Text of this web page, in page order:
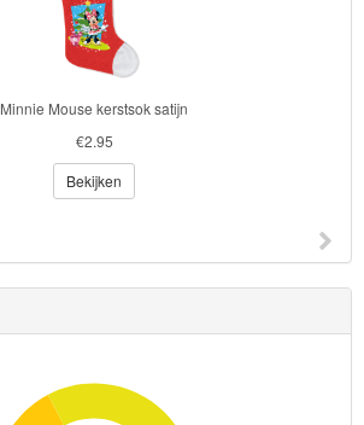
Minnie Mouse kerstsok satijn
€2.95
Bekijken